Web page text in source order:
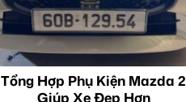
Tổng Hợp Phụ Kiện Mazda 2
Giúp Xe Đẹp Hơn